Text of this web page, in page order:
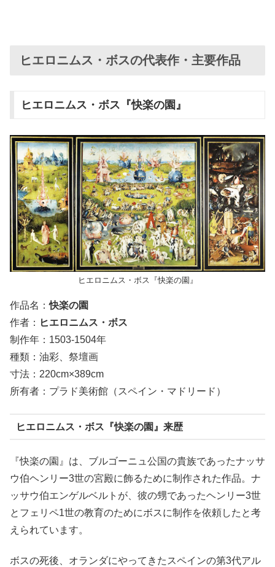
ヒエロニムス・ボスの代表作・主要作品
ヒエロニムス・ボス『快楽の園』
ヒエロニムス・ボス『快楽の園』
作品名：快楽の園
作者： ヒエロニムス・ボス
制作年：1503-1504年
種類：油彩、祭壇画
寸法：220cm×389cm
所有者：プラド美術館（スペイン・マドリード）
ヒエロニムス・ボス『快楽の園』来歴
『快楽の園』は、ブルゴーニュ公国の貴族であったナッサ
ウ伯ヘンリー3世の宮殿に飾るために制作された作品。ナ
ッサウ伯エンゲルベルトが、彼の甥であったヘンリー3世
とフェリペ1世の教育のためにボスに制作を依頼したと考
えられています。
ボスの死後、オランダにやってきたスペインの第3代アル